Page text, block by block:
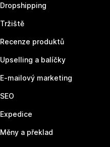
Dropshipping
Tržiště
Recenze produktů
Upselling a balíčky
E-mailový marketing
SEO
Expedice
Měny a překlad